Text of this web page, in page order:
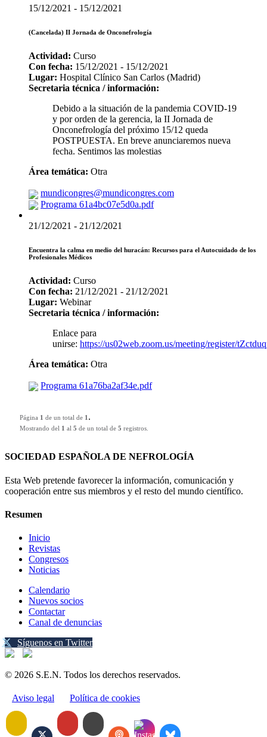
15/12/2021 - 15/12/2021
(Cancelada) II Jornada de Onconefrología
Actividad: Curso
Con fecha: 15/12/2021 - 15/12/2021
Lugar: Hospital Clínico San Carlos (Madrid)
Secretaria técnica / información:
Debido a la situación de la pandemia COVID-19
y por orden de la gerencia, la II Jornada de
Onconefrología del próximo 15/12 queda
POSTPUESTA. En breve anunciaremos nueva
fecha. Sentimos las molestias
Área temática: Otra
mundicongres@mundicongres.com
Programa 61a4bc07e5d0a.pdf
21/12/2021 - 21/12/2021
Encuentra la calma en medio del huracán: Recursos para el Autocuidado de los
Profesionales Médicos
Actividad: Curso
Con fecha: 21/12/2021 - 21/12/2021
Lugar: Webinar
Secretaria técnica / información:
Enlace para
unirse: https://us02web.zoom.us/meeting/register/
Área temática: Otra
Programa 61a76ba2af34e.pdf
Página 1 de un total de 1 .
Mostrando del 1 al 5 de un total de 5 registros.
SOCIEDAD ESPAÑOLA DE NEFROLOGÍA
Esta Web pretende favorecer la información, comunicación y
cooperación entre sus miembros y el resto del mundo científico.
Resumen
Inicio
Revistas
Congresos
Noticias
Calendario
Nuevos socios
Contactar
Canal de denuncias
Síguenos en Twitter
© 2026 S.E.N. Todos los derechos reservados.
Aviso legal Política de cookies